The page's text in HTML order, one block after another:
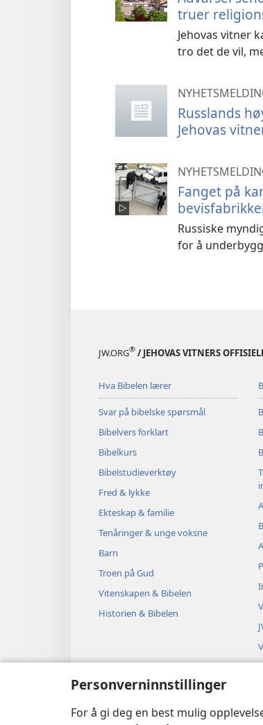
Personverninnstillinger
For å gi deg en best mulig
truer
Jehovas vitner
tro det de vil,
Russlands
Jehovas
Fanget på
Russiske
for å
JW.ORG® / JEHOVAS VITNERS
Hva Bibelen lærer
Svar på bibelske spørsmål
Bibelvers forklart
Bibelkurs
Bibelstudieverktøy
Fred & lykke
Ekteskap & familie
Tenåringer & unge voksne
Barn
Troen på Gud
Vitenskapen & Bibelen
Historien & Bibelen